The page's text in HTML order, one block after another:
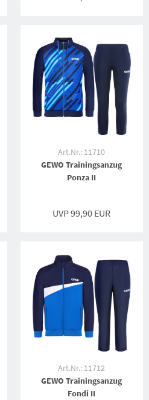
Art.Nr.: 11710
GEWO Trainingsanzug
Ponza II
UVP 99,90 EUR
Art.Nr.: 11712
GEWO Trainingsanzug
Fondi II